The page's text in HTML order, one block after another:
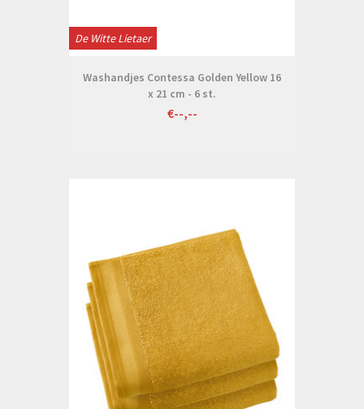
De Witte Lietaer
Washandjes Contessa Golden Yellow 16
x 21 cm - 6 st.
€--,--